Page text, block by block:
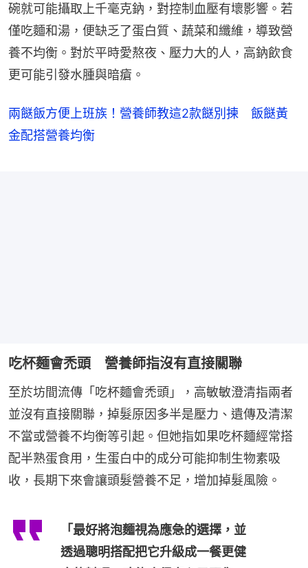
碗就可能攝取上千毫克鈉，對控制血壓有壞影響。若
僅吃麵和湯，便缺乏了蛋白質、蔬菜和纖維，導致營
養不均衡。對於平時愛熬夜、壓力大的人，高鈉飲食
更可能引發水腫與暗瘡。
兩餸飯方便上班族！營養師教這2款餸別揀 飯餸黃
金配搭營養均衡
吃杯麵會禿頭 營養師指沒有直接關聯
至於坊間流傳「吃杯麵會禿頭」，高敏敏澄清指兩者
並沒有直接關聯，掉髮原因多半是壓力、遺傳及清潔
不當或營養不均衡等引起。但她指如果吃杯麵經常搭
配半熟蛋食用，生蛋白中的成分可能抑制生物素吸
收，長期下來會讓頭髮營養不足，增加掉髮風險。
「最好將泡麵視為應急的選擇，並
透過聰明搭配把它升級成一餐更健